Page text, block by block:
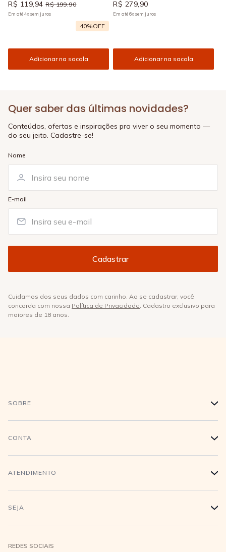
R$ 119,94 R$ 199,90
Em até4xsem juros
40%OFF
Adicionar na sacola
R$ 279,90
Em até6xsem juros
Adicionar na sacola
Quer saber das últimas novidades?
Conteúdos, ofertas e inspirações pra viver o seu momento —
do seu jeito. Cadastre-se!
Nome
E-mail
Cuidamos dos seus dados com carinho. Ao se cadastrar, você
concorda com nossa Política de Privacidade. Cadastro exclusivo para
maiores de 18 anos.
SOBRE +
História
Conecte-se
CONTA +
Login
Meus pedidos
ATENDIMENTO +
Compra Segura
SEJA +
REDES SOCIAIS